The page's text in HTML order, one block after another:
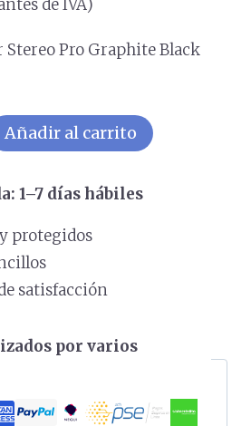
de IVA)
Stereo Pro Graphite Black
Añadir al carrito
1–7 días hábiles
protegidos
satisfacción
por varios